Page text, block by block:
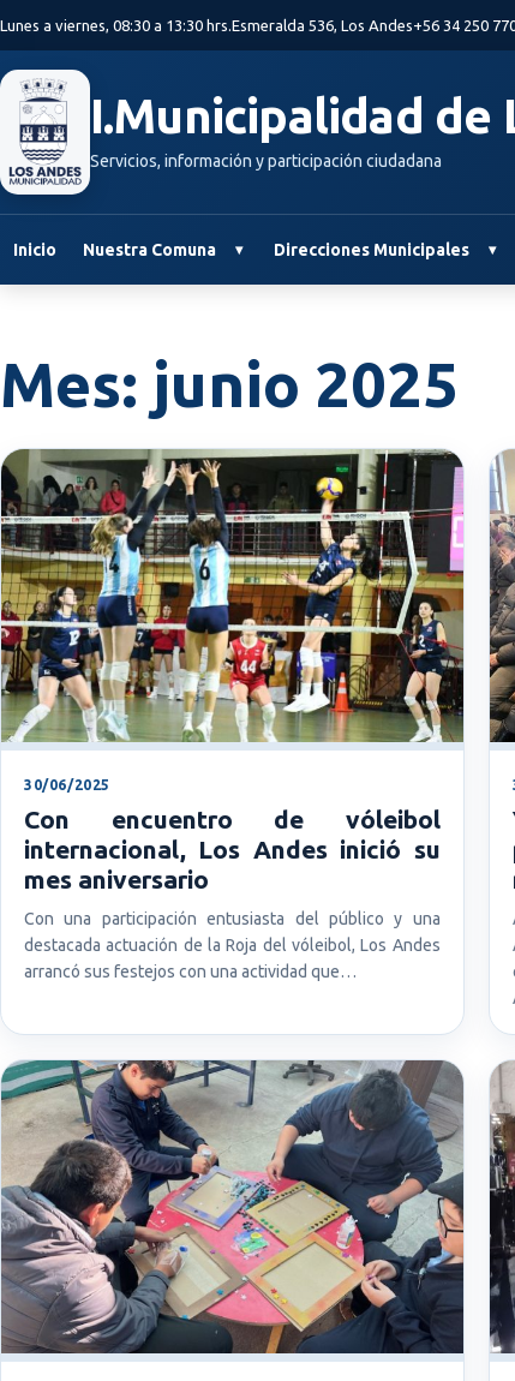
Lunes a viernes, 08:30 a 13:30 hrs.Esmeralda 536, Los Andes+56 34 250
I.Municipalidad de
Servicios, información y participación ciudadana
Inicio Nuestra Comuna Direcciones Municipales
Mes: junio 2025
30/06/2025
Con encuentro de vóleibol
internacional, Los Andes inició su
mes aniversario
Con una participación entusiasta del público y una
destacada actuación de la Roja del vóleibol, Los Andes
arrancó sus festejos con una actividad que…